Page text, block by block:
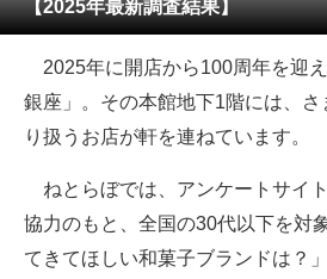
注目記事を集めた総合ページ
ITの今と未来を見通す
スマホと通信の最新トレンド
進化するPCとデバイスの未来
好きが集まる 比べて選べる
【2025年最新調査結果】
2025年に開店から100周年を迎
銀座」。その本館地下1階には、さ
り扱うお店が軒を連ねています。
ねとらぼでは、アンケートサイ
協力のもと、全国の30代以下を対
てきてほしい和菓子ブランドは？